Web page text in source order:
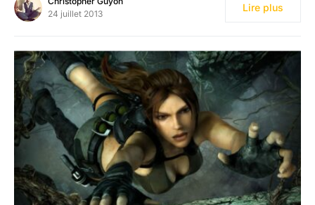
24 juillet 2013
Lire plus